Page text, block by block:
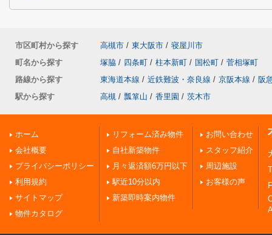
市区町村から探す 高槻市 / 東大阪市 / 寝屋川市
町名から探す
塚脇 / 四条町 / 柱本新町 / 国松町 / 菅相塚町
路線から探す
東海道本線 / 近鉄難波・奈良線 / 京阪本線 / 阪
駅から探す
高槻 / 瓢箪山 / 香里園 / 茨木市
ホーム
会社概要
プライバシーポリシー
利用規約
サイトマップ
物件カタログ
リフォーム済み物件
自社新築物件
月々返済額6万円以下
駅近10分以内
新築即時案内物件
お問い合わせ
スタッフ紹介
周辺施設
お客様の声